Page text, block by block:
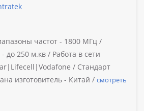
частот - 1800 МГц /
до 250 м.кв / Работа в сети
/ Стандарт
изготовитель - Китай / смотреть